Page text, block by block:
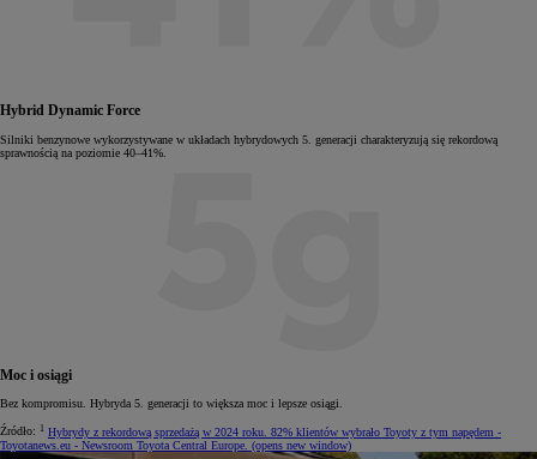
Hybrid Dynamic Force
Silniki benzynowe wykorzystywane w układach hybrydowych 5. generacji charakteryzują się rekordową
sprawnością na poziomie 40–41%.
Moc i osiągi
Bez kompromisu. Hybryda 5. generacji to większa moc i lepsze osiągi.
Źródło: 1 Hybrydy z rekordową sprzedażą w 2024 roku. 82% klientów wybrało Toyoty z tym napędem -
Toyotanews.eu - Newsroom Toyota Central Europe. (opens new window)